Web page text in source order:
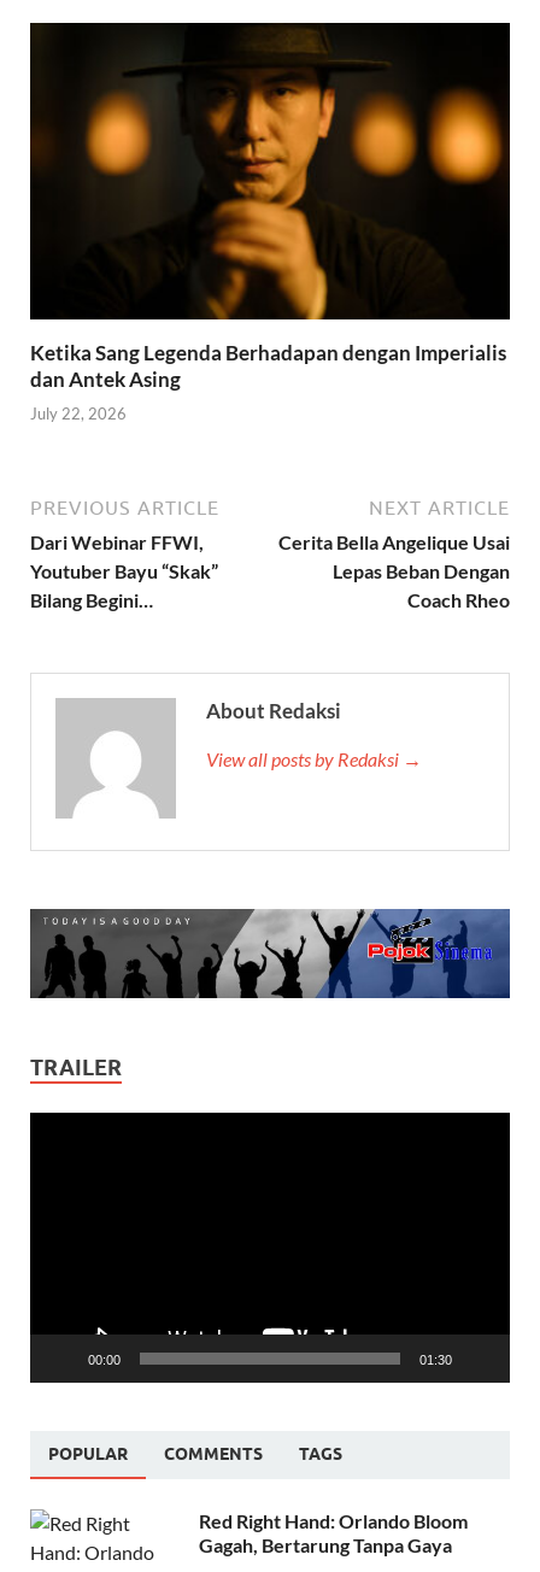
Ketika Sang Legenda Berhadapan dengan Imperialis
dan Antek Asing
July 22, 2026
PREVIOUS ARTICLE
Dari Webinar FFWI,
Youtuber Bayu “Skak”
Bilang Begini…
NEXT ARTICLE
Cerita Bella Angelique Usai
Lepas Beban Dengan
Coach Rheo
About Redaksi
View all posts by Redaksi →
TRAILER
00:00 01:30
POPULAR COMMENTS TAGS
Red Right Hand: Orlando Bloom
Gagah, Bertarung Tanpa Gaya